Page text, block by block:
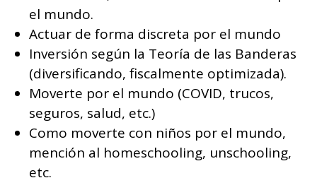
el mundo.
Actuar de forma discreta por el mundo
Inversión según la Teoría de las Banderas
(diversificando, fiscalmente optimizada).
Moverte por el mundo (COVID, trucos,
seguros, salud, etc.)
Como moverte con niños por el mundo,
mención al homeschooling, unschooling,
etc.